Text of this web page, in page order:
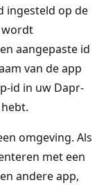
ingesteld op de
wordt
aangepaste id
van de app
id in uw Dapr-
omgeving. Als
met een
andere app,